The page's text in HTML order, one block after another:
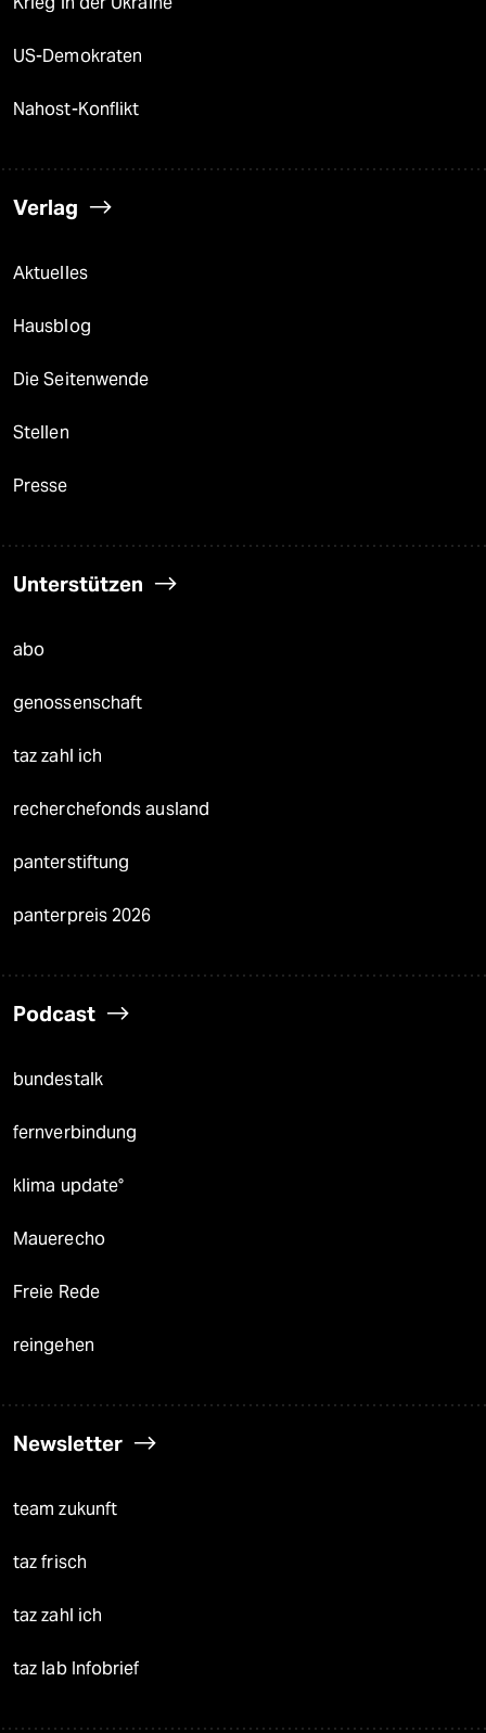
US-Demokraten
Nahost-Konflikt
Verlag
Aktuelles
Hausblog
Die Seitenwende
Stellen
Presse
Unterstützen
abo
genossenschaft
taz zahl ich
recherchefonds ausland
panterstiftung
panterpreis 2026
Podcast
bundestalk
fernverbindung
klima update°
Mauerecho
Freie Rede
reingehen
Newsletter
team zukunft
taz frisch
taz zahl ich
taz lab Infobrief